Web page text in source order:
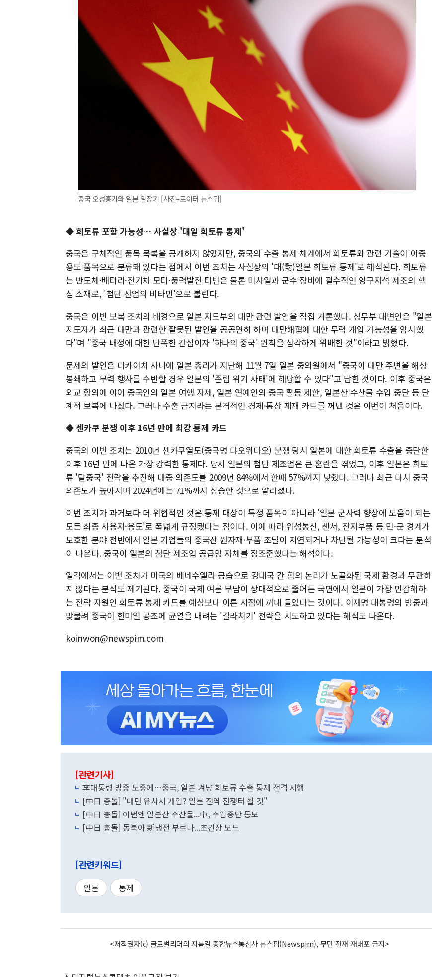
중국 오성홍기와 일본 일장기 [사진=로이터 뉴스핌]
◆희토류 포함 가능성… 사실상 '대일 희토류 통제'
중국은 구체적인 품목 목록을 공개하지 않았지만, 중국의 수출 통제 체계에서 희토류와 관련 기술이 이중
용도 품목으로 분류돼 있다는 점에서 이번 조치는 사실상의 '대(對)일본 희토류 통제'로 해석된다. 희토류
는 반도체·배터리·전기차 모터·풍력발전 터빈은 물론 미사일과 군수 장비에 필수적인 영구자석 제조의 핵
심 소재로, '첨단 산업의 비타민'으로 불린다.
중국은 이번 보복 조치의 배경으로 일본 지도부의 대만 관련 발언을 직접 거론했다. 상무부 대변인은 "일본
지도자가 최근 대만과 관련한 잘못된 발언을 공공연히 하며 대만해협에 대한 무력 개입 가능성을 암시했
다"며 "중국 내정에 대한 난폭한 간섭이자 '하나의 중국' 원칙을 심각하게 위배한 것"이라고 밝혔다.
문제의 발언은 다카이치 사나에 일본 총리가 지난해 11월 7일 일본 중의원에서 "중국이 대만 주변을 해상
봉쇄하고 무력 행사를 수반할 경우 일본의 '존립 위기 사태'에 해당할 수 있다"고 답한 것이다. 이후 중국은
외교 항의에 이어 중국인의 일본 여행 자제, 일본 연예인의 중국 활동 제한, 일본산 수산물 수입 중단 등 단
계적 보복에 나섰다. 그러나 수출 금지라는 본격적인 경제·통상 제재 카드를 꺼낸 것은 이번이 처음이다.
◆센카쿠 분쟁 이후 16년 만에 최강 통제 카드
중국의 이번 조치는 2010년 센카쿠열도(중국명 댜오위다오) 분쟁 당시 일본에 대한 희토류 수출을 중단한
이후 16년 만에 나온 가장 강력한 통제다. 당시 일본의 첨단 제조업은 큰 혼란을 겪었고, 이후 일본은 희토
류 '탈중국' 전략을 추진해 대중 의존도를 2009년 84%에서 한때 57%까지 낮췄다. 그러나 최근 다시 중국
의존도가 높아지며 2024년에는 71%까지 상승한 것으로 알려졌다.
이번 조치가 과거보다 더 위협적인 것은 통제 대상이 특정 품목이 아니라 '일본 군사력 향상에 도움이 되는
모든 최종 사용자·용도'로 폭넓게 규정됐다는 점이다. 이에 따라 위성통신, 센서, 전자부품 등 민·군 경계가
모호한 분야 전반에서 일본 기업들의 중국산 원자재·부품 조달이 지연되거나 차단될 가능성이 크다는 분석
이 나온다. 중국이 일본의 첨단 제조업 공급망 자체를 정조준했다는 해석이다.
일각에서는 이번 조치가 미국의 베네수엘라 공습으로 강대국 간 힘의 논리가 노골화된 국제 환경과 무관하
지 않다는 분석도 제기된다. 중국이 국제 여론 부담이 상대적으로 줄어든 국면에서 일본이 가장 민감해하
는 전략 자원인 희토류 통제 카드를 예상보다 이른 시점에 꺼내 들었다는 것이다. 이재명 대통령의 방중과
맞물려 중국이 한미일 공조에 균열을 내려는 '갈라치기' 전략을 시도하고 있다는 해석도 나온다.
koinwon@newspim.com
[관련기사]
李대통령 방중 도중에…중국, 일본 겨냥 희토류 수출 통제 전격 시행
[中日 충돌] "대만 유사시 개입? 일본 전역 전쟁터 될 것"
[中日 충돌] 이번엔 일본산 수산물...中, 수입중단 통보
[中日 충돌] 동북아 新냉전 부르나...초긴장 모드
[관련키워드]
일본 통제
<저작권자(c) 글로벌리더의 지름길 종합뉴스통신사 뉴스핌(Newspim), 무단 전재-재배포 금지>